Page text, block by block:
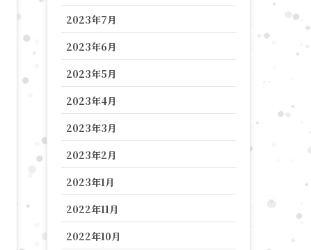
2023年7月
2023年6月
2023年5月
2023年4月
2023年3月
2023年2月
2023年1月
2022年11月
2022年10月